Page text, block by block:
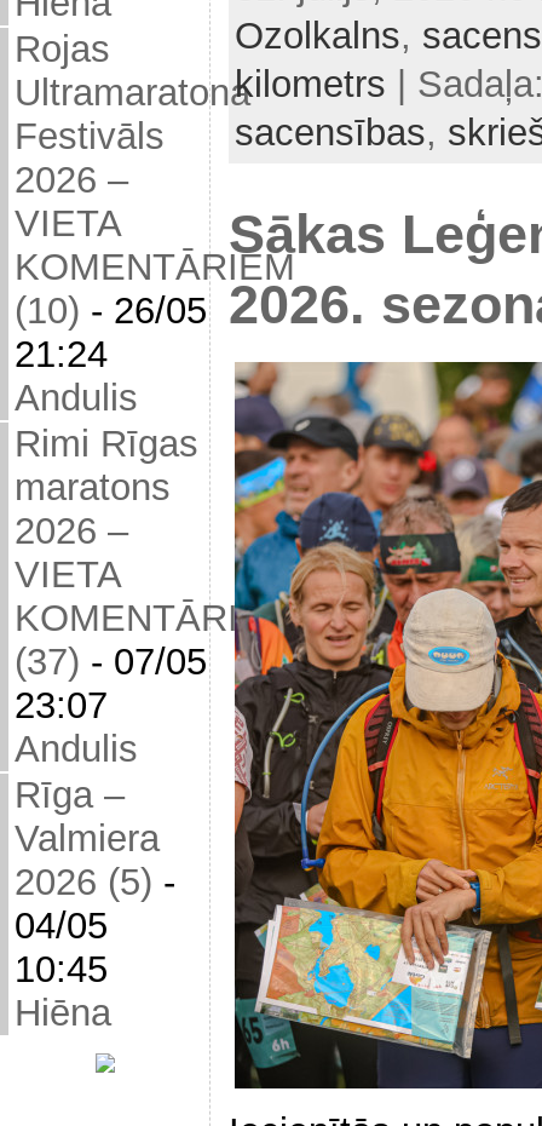
Rojas
Ultramaratona
Festivāls
2026 –
VIETA
KOMENTĀRIEM
(10) - 26/05
21:24
Andulis
Rimi Rīgas
maratons
2026 –
VIETA
KOMENTĀRIEM
(37) - 07/05
23:07
Andulis
Rīga –
Valmiera
2026 (5) -
04/05
10:45
Hiēna
Ozolkalns,
kilometrs |
sacensības,
Sākas
2026.